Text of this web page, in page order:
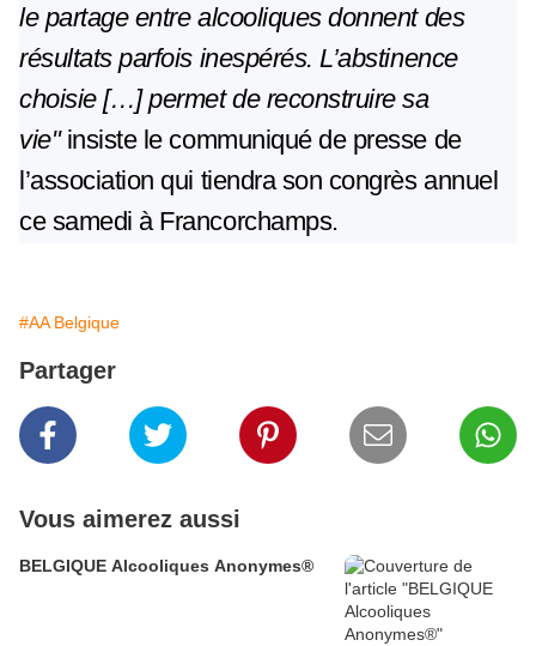
le partage entre alcooliques donnent des
résultats parfois inespérés. L’abstinence
choisie […] permet de reconstruire sa
vie" insiste le communiqué de presse de
l’association qui tiendra son congrès annuel
ce samedi à Francorchamps.
#AA Belgique
Partager
Vous aimerez aussi
BELGIQUE Alcooliques Anonymes®